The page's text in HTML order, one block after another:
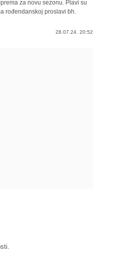
za novu sezonu. Plavi su
rođendanskoj proslavi bh.
28.07.24. 20:52